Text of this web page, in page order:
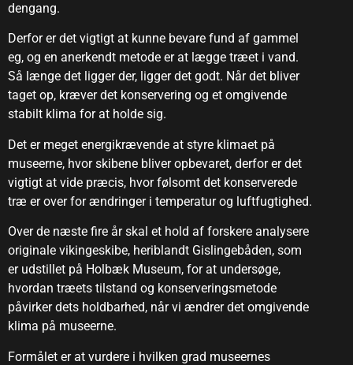
dengang.
Derfor er det vigtigt at kunne bevare fund af gammel
eg, og en anerkendt metode er at lægge træet i vand.
Så længe det ligger der, ligger det godt. Når det bliver
taget op, kræver det konservering og et omgivende
stabilt klima for at holde sig.
Det er meget energikrævende at styre klimaet på
museerne, hvor skibene bliver opbevaret, derfor er det
vigtigt at vide præcis, hvor følsomt det konserverede
træ er over for ændringer i temperatur og luftfugtighed.
Over de næste fire år skal et hold af forskere analysere
originale vikingeskibe, heriblandt Gislingebåden, som
er udstillet på Holbæk Museum, for at undersøge,
hvordan træets tilstand og konserveringsmetode
påvirker dets holdbarhed, når vi ændrer det omgivende
klima på museerne.
Formålet er at vurdere i hvilken grad museernes